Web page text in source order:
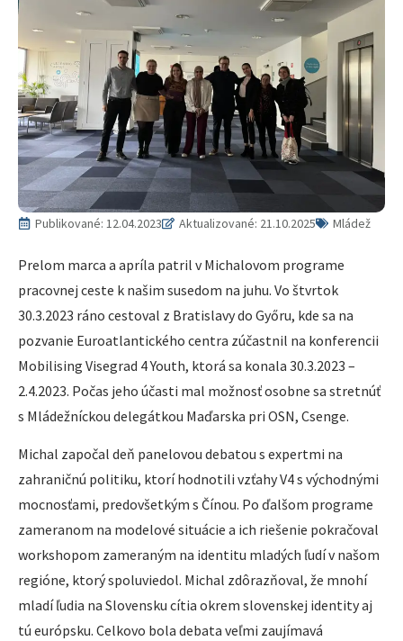
Publikované: 12.04.2023 Aktualizované: 21.10.2025 Mládež
Prelom marca a apríla patril v Michalovom programe
pracovnej ceste k našim susedom na juhu. Vo štvrtok
30.3.2023 ráno cestoval z Bratislavy do Győru, kde sa na
pozvanie Euroatlantického centra zúčastnil na konferencii
Mobilising Visegrad 4 Youth, ktorá sa konala 30.3.2023 –
2.4.2023. Počas jeho účasti mal možnosť osobne sa stretnúť
s Mládežníckou delegátkou Maďarska pri OSN, Csenge.
Michal započal deň panelovou debatou s expertmi na
zahraničnú politiku, ktorí hodnotili vzťahy V4 s východnými
mocnosťami, predovšetkým s Čínou. Po ďalšom programe
zameranom na modelové situácie a ich riešenie pokračoval
workshopom zameraným na identitu mladých ľudí v našom
regióne, ktorý spoluviedol. Michal zdôrazňoval, že mnohí
mladí ľudia na Slovensku cítia okrem slovenskej identity aj
tú európsku. Celkovo bola debata veľmi zaujímavá